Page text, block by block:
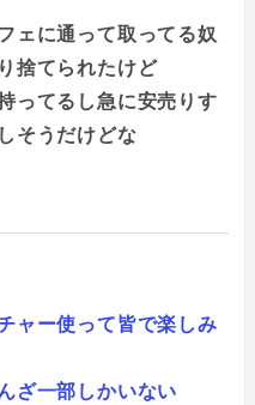
ェに通って取ってる奴
捨てられたけど
ってるし急に安売りす
そうだけどな
ャー使って皆で楽しみ
ざ一部しかいない